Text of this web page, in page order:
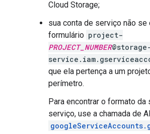
Cloud Storage;
sua conta de serviço não se
formulário project-
PROJECT_NUMBER
que ela pertença a um
perímetro.
Para encontrar o formato da
serviço, use a chamada de